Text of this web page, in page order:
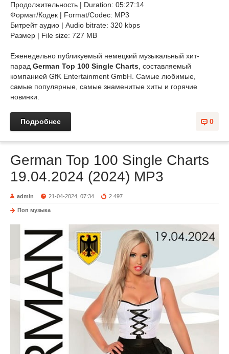
Продолжительность | Duration: 05:27:14
Формат/Кодек | Format/Codec: MP3
Битрейт аудио | Audio bitrate: 320 kbps
Размер | File size: 727 MB
Еженедельно публикуемый немецкий музыкальный хит-
парад German Top 100 Single Charts , составляемый
компанией GfK Entertainment GmbH. Самые любимые,
самые популярные, самые знаменитые хиты и горячие
новинки.
0
Подробнее
German Top 100 Single Charts
19.04.2024 (2024) MP3
admin 21-04-2024, 07:34 2 497
Поп музыка